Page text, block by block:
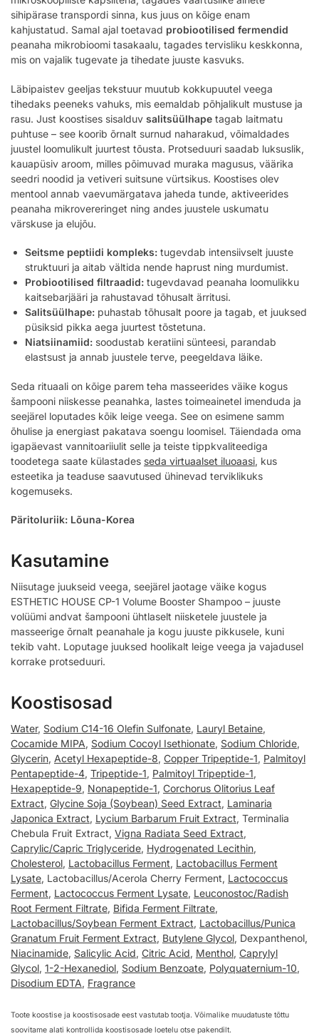
sihipärase transpordi sinna, kus juus on kõige enam
kahjustatud. Samal ajal toetavad probiootilised fermendid
peanaha mikrobioomi tasakaalu, tagades tervisliku keskkonna,
mis on vajalik tugevate ja tihedate juuste kasvuks.
Läbipaistev geeljas tekstuur muutub kokkupuutel veega
tihedaks peeneks vahuks, mis eemaldab põhjalikult mustuse ja
rasu. Just koostises sisalduv salitsüülhape tagab laitmatu
puhtuse – see koorib õrnalt surnud naharakud, võimaldades
juustel loomulikult juurtest tõusta. Protseduuri saadab luksuslik,
kauapüsiv aroom, milles põimuvad muraka magusus, väärika
seedri noodid ja vetiveri suitsune vürtsikus. Koostises olev
mentool annab vaevumärgatava jaheda tunde, aktiveerides
peanaha mikrovereringet ning andes juustele uskumatu
värskuse ja elujõu.
Seitsme peptiidi kompleks: tugevdab intensiivselt juuste
struktuuri ja aitab vältida nende haprust ning murdumist.
Probiootilised filtraadid: tugevdavad peanaha loomulikku
kaitsebarjääri ja rahustavad tõhusalt ärritusi.
Salitsüülhape: puhastab tõhusalt poore ja tagab, et juuksed
püsiksid pikka aega juurtest tõstetuna.
Niatsiinamiid: soodustab keratiini sünteesi, parandab
elastsust ja annab juustele terve, peegeldava läike.
Seda rituaali on kõige parem teha masseerides väike kogus
šampooni niiskesse peanahka, lastes toimeainetel imenduda ja
seejärel loputades kõik leige veega. See on esimene samm
õhulise ja energiast pakatava soengu loomisel. Täiendada oma
igapäevast vannitoariiulit selle ja teiste tippkvaliteediga
toodetega saate külastades seda virtuaalset iluoaasi, kus
esteetika ja teaduse saavutused ühinevad terviklikuks
kogemuseks.
Päritoluriik: Lõuna-Korea
Kasutamine
Niisutage juukseid veega, seejärel jaotage väike kogus
ESTHETIC HOUSE CP-1 Volume Booster Shampoo – juuste
volüümi andvat šampooni ühtlaselt niisketele juustele ja
masseerige õrnalt peanahale ja kogu juuste pikkusele, kuni
tekib vaht. Loputage juuksed hoolikalt leige veega ja vajadusel
korrake protseduuri.
Koostisosad
Water, Sodium C14-16 Olefin Sulfonate, Lauryl Betaine,
Cocamide MIPA, Sodium Cocoyl Isethionate, Sodium Chloride,
Glycerin, Acetyl Hexapeptide-8, Copper Tripeptide-1, Palmitoyl
Pentapeptide-4, Tripeptide-1, Palmitoyl Tripeptide-1,
Hexapeptide-9, Nonapeptide-1, Corchorus Olitorius Leaf
Extract, Glycine Soja (Soybean) Seed Extract, Laminaria
Japonica Extract, Lycium Barbarum Fruit Extract, Terminalia
Chebula Fruit Extract, Vigna Radiata Seed Extract,
Caprylic/Capric Triglyceride, Hydrogenated Lecithin,
Cholesterol, Lactobacillus Ferment, Lactobacillus Ferment
Lysate, Lactobacillus/Acerola Cherry Ferment, Lactococcus
Ferment, Lactococcus Ferment Lysate, Leuconostoc/Radish
Root Ferment Filtrate, Bifida Ferment Filtrate,
Lactobacillus/Soybean Ferment Extract, Lactobacillus/Punica
Granatum Fruit Ferment Extract, Butylene Glycol, Dexpanthenol,
Niacinamide, Salicylic Acid, Citric Acid, Menthol, Caprylyl
Glycol, 1-2-Hexanediol, Sodium Benzoate, Polyquaternium-10,
Disodium EDTA, Fragrance
Toote koostise ja koostisosade eest vastutab tootja. Võimalike muudatuste tõttu
soovitame alati kontrollida koostisosade loetelu otse pakendilt.